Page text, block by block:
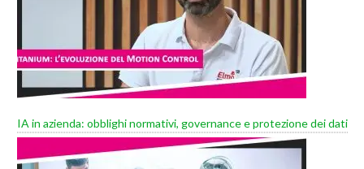
IA in azienda: obblighi normativi, governance e protezione dei dati